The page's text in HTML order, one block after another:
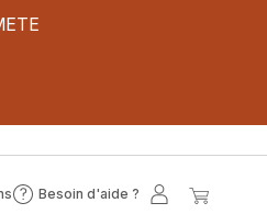
Besoin d'aide ?
Besoin
Mon